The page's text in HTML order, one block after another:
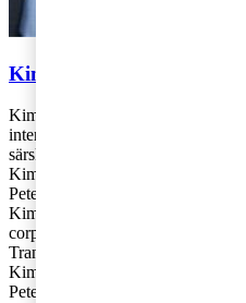
Kim Jokinen och Peter
Kim Jokinen och Peter Heyne
internationell företagsbeskattning
särskilt fokus på strategifrågor.
Kim: 010-212 49 08,
Peter: 010-213 04 38,
Kim Jokinen and Peter Heyne
corporate taxation at PwC’s
Transparency.
Kim: +46 10 212 49 08,
Peter: +46 10 213 04 38,